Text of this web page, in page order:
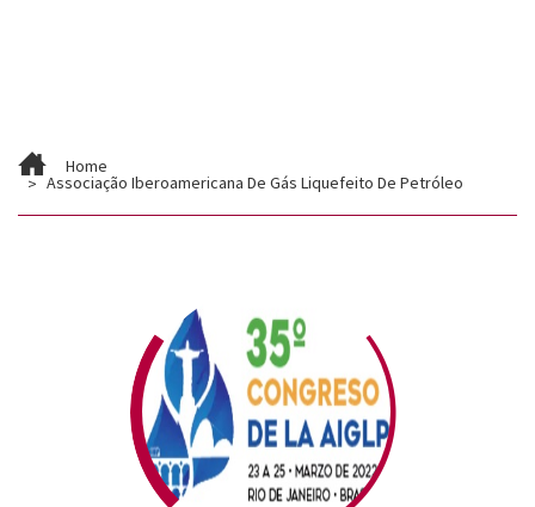
Home
Associação Iberoamericana De Gás Liquefeito De Petróleo